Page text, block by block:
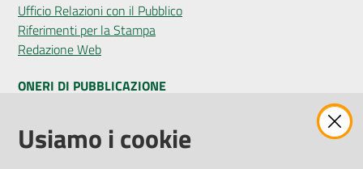
Ufficio Relazioni con il Pubblico
Riferimenti per la Stampa
Redazione Web
ONERI DI PUBBLICAZIONE
Amministrazione Trasparente
Pubblicità legale
Usiamo i cookie